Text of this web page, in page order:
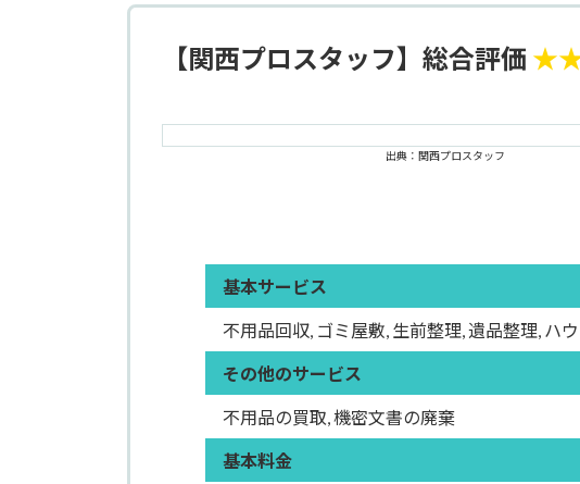
【関西プロスタッフ】総合評価 ★
出典：関西プロスタッフ
基本サービス
不用品回収, ゴミ屋敷, 生前整理, 遺品整理, ハ
その他のサービス
不用品の買取, 機密文書の廃棄
基本料金